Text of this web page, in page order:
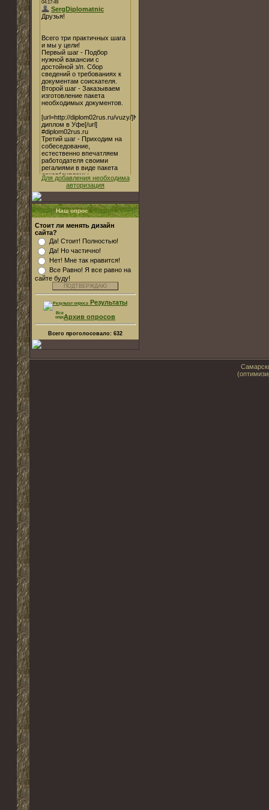
Для добавления необходима
авторизация
Наш опрос
Стоит ли менять дизайн
сайта?
Да! Стоит! Полностью!
Да! Но частично!
Нет! Мне так нравится!
Все Равно! Я все равно на
сайте буду!
Результаты
Архив опросов
Всего проголосовало: 632